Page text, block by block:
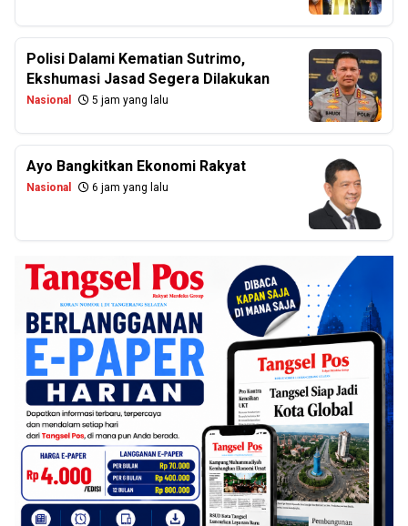
Polisi Dalami Kematian Sutrimo,
Ekshumasi Jasad Segera Dilakukan
Nasional 5 jam yang lalu
Ayo Bangkitkan Ekonomi Rakyat
Nasional 6 jam yang lalu